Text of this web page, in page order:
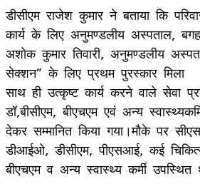
डीसीएम राजेश कुमार ने बताया कि
कार्य के लिए अनुमण्डलीय अस्पताल,
अशोक कुमार तिवारी, अनुमण्डलीय
सेक्शन” के लिए प्रथम पुरस्कार मिला
साथ ही उत्कृष्ट कार्य करने वाले सेवा
डॉ,बीसीएम, बीएचएम एवं अन्य
देकर सम्मानित किया गया।मौके पर
डीआईओ, डीसीएम, पीएसआई, कई
बीएचएम व अन्य स्वास्थ्य कर्मी